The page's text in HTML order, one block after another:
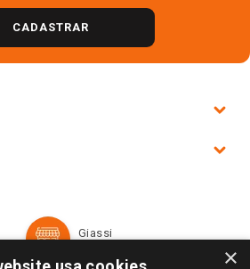
CADASTRAR
Giassi
×